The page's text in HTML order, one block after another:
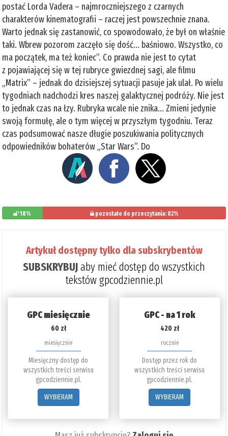
postać Lorda Vadera – najmroczniejszego z czarnych
charakterów kinematografii – raczej jest powszechnie znana.
Warto jednak się zastanowić, co spowodowało, że był on właśnie
taki. Wbrew pozorom zaczęło się dość... baśniowo. Wszystko, co
ma początek, ma też koniec”. Co prawda nie jest to cytat
z pojawiającej się w tej rubryce gwiezdnej sagi, ale filmu
„Matrix” – jednak do dzisiejszej sytuacji pasuje jak ulał. Po wielu
tygodniach nadchodzi kres naszej galaktycznej podróży. Nie jest
to jednak czas na łzy. Rubryka wcale nie znika... Zmieni jedynie
swoją formułę, ale o tym więcej w przyszłym tygodniu. Teraz
czas podsumować nasze długie poszukiwania politycznych
odpowiedników bohaterów „Star Wars”. Do
18% pozostało do przeczytania: 82%
Artykuł dostępny tylko dla subskrybentów
SUBSKRYBUJaby mieć dostęp do wszystkich
tekstów gpcodziennie.pl
GPC miesięcznie
60 zł
miesięcznie
Miesięczny dostęp do
wszystkich treści serwisu
gpcodziennie.pl.
WYBIERAM
GPC - na 1 rok
420 zł
rocznie
Dostęp przez rok do
wszystkich treści serwisu
gpcodziennie.pl.
WYBIERAM